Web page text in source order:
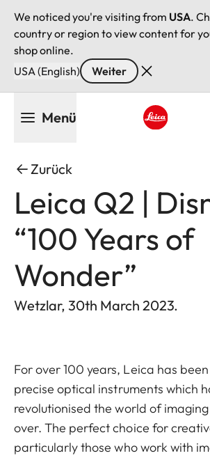
We noticed you're visiting from USA.
country or region to view content for
shop online.
USA (English)
Weiter
Menü
Zurück
Leica Q2 |
“100 Years of
Wonder”
Wetzlar, 30th March 2023.
For over 100 years, Leica has
precise optical instruments which
revolutionised the world of
over. The perfect choice for
particularly those who work with